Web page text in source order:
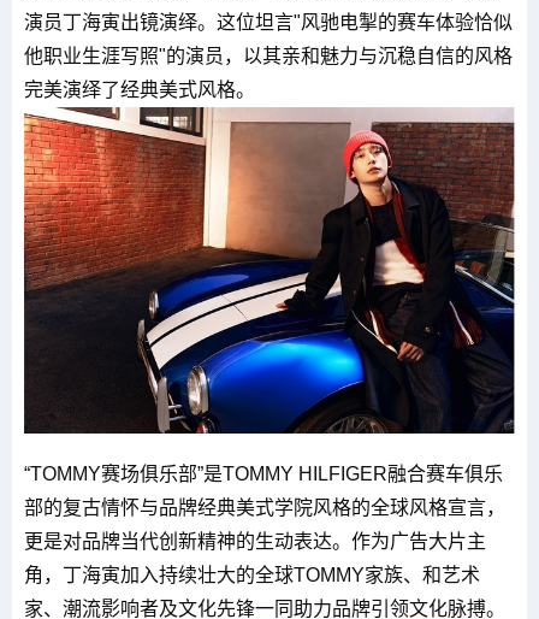
演员丁海寅出镜演绎。这位坦言"风驰电掣的赛车体验恰似
他职业生涯写照"的演员，以其亲和魅力与沉稳自信的风格
完美演绎了经典美式风格。
“TOMMY赛场俱乐部”是TOMMY HILFIGER融合赛车俱乐
部的复古情怀与品牌经典美式学院风格的全球风格宣言，
更是对品牌当代创新精神的生动表达。作为广告大片主
角，丁海寅加入持续壮大的全球TOMMY家族、和艺术
家、潮流影响者及文化先锋一同助力品牌引领文化脉搏。